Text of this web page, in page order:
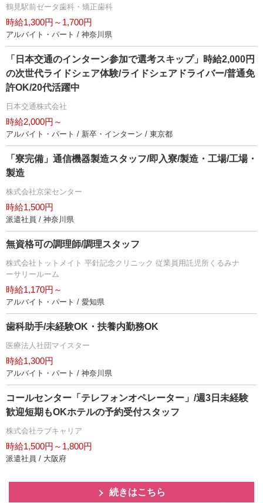
鶴見駅前ゼータ歯科・矯正歯科
時給1,300円～1,700円
アルバイト・パート / 神奈川県
「日本交通のインターン参加で選考スキップ」時給2,000円
の次世代ライドシェア体験/ライドシェアドライバー/普通免
許OK/20代活躍中
日本交通株式会社
時給2,000円～
アルバイト・パート / 新卒・インターン / 東京都
「寮完備」通信機器製造スタッフ/即入寮/製造・工場/工場・
製造
株式会社京栄センター
時給1,500円
派遣社員 / 神奈川県
無資格可の調理師/調理スタッフ
株式会社トットメイト 平針記念クリニック 従業員用託児所くるみナ
ーサリールーム
時給1,170円～
アルバイト・パート / 愛知県
歯科助手/未経験OK・扶養内勤務OK
医療法人社団マイスター
時給1,300円
アルバイト・パート / 神奈川県
コールセンター「テレフォンオペレーター」/週3日未経験
歓迎短期もOKホテルの予約受付スタッフ
株式会社ラブキャリア
時給1,500円～1,800円
派遣社員 / 大阪府
続きはこちら